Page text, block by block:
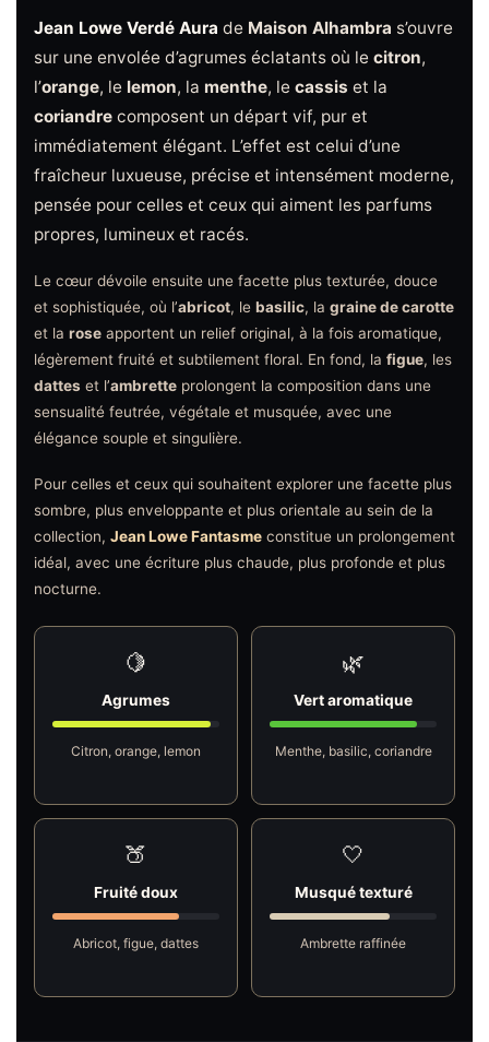
Jean Lowe Verdé Aura de Maison Alhambra s’ouvre
sur une envolée d’agrumes éclatants où le citron,
l’orange, le lemon, la menthe, le cassis et la
coriandre composent un départ vif, pur et
immédiatement élégant. L’effet est celui d’une
fraîcheur luxueuse, précise et intensément moderne,
pensée pour celles et ceux qui aiment les parfums
propres, lumineux et racés.
Le cœur dévoile ensuite une facette plus texturée, douce
et sophistiquée, où l’abricot, le basilic, la graine de carotte
et la rose apportent un relief original, à la fois aromatique,
légèrement fruité et subtilement floral. En fond, la figue, les
dattes et l’ambrette prolongent la composition dans une
sensualité feutrée, végétale et musquée, avec une
élégance souple et singulière.
Pour celles et ceux qui souhaitent explorer une facette plus
sombre, plus enveloppante et plus orientale au sein de la
collection, Jean Lowe Fantasme constitue un prolongement
idéal, avec une écriture plus chaude, plus profonde et plus
nocturne.
🍋
Agrumes
Citron, orange, lemon
🌿
Vert aromatique
Menthe, basilic, coriandre
🍑
Fruité doux
Abricot, figue, dattes
🤍
Musqué texturé
Ambrette raffinée